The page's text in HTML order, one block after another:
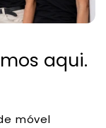
aqui.
móvel